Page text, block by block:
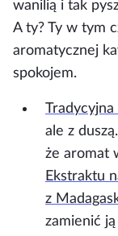
wanilią i tak
A ty? Ty w tym
aromatycznej
spokojem.
Tradycyjna
ale z
że aromat
Ekstraktu
z
zamienić